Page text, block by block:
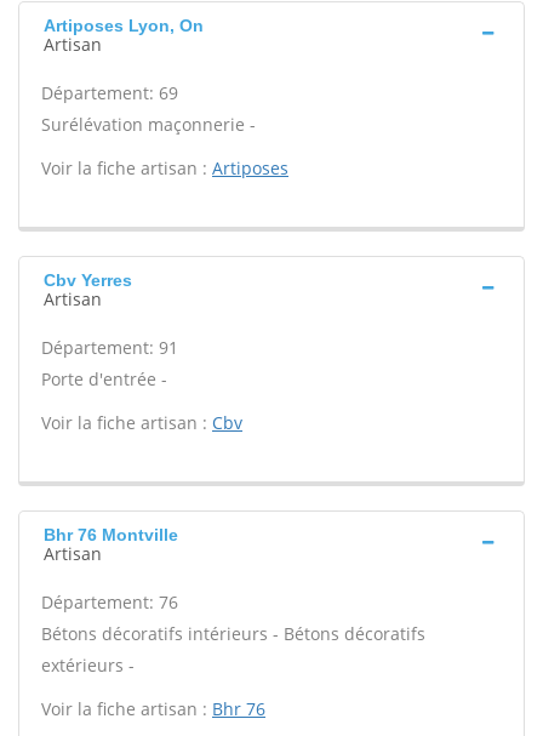
Artiposes Lyon, On
Artisan
Département: 69
Surélévation maçonnerie -
Voir la fiche artisan : Artiposes
Cbv Yerres
Artisan
Département: 91
Porte d'entrée -
Voir la fiche artisan : Cbv
Bhr 76 Montville
Artisan
Département: 76
Bétons décoratifs intérieurs - Bétons décoratifs
extérieurs -
Voir la fiche artisan : Bhr 76